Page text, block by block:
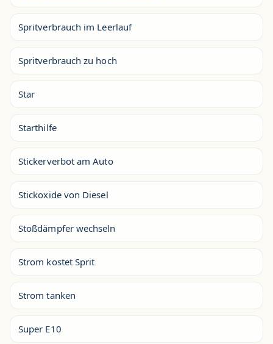
Spritverbrauch im Leerlauf
Spritverbrauch zu hoch
Star
Starthilfe
Stickerverbot am Auto
Stickoxide von Diesel
Stoßdämpfer wechseln
Strom kostet Sprit
Strom tanken
Super E10